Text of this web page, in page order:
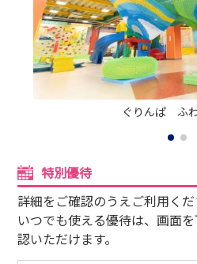
マイページ
会員優待のご利用方法
サイトマップ
ぐりんぱ　ふ
特別優待
詳細をご確認のうえご利用くだ
いつでも使える優待は、画面
認いただけます。